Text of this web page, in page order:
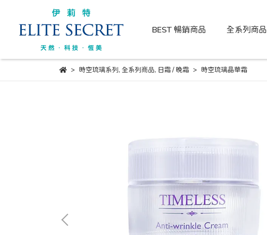
BEST 暢銷商品 全系列商品
時空琉璃系列, 全系列商品, 日霜 / 晚霜 時空琉璃晶華霜